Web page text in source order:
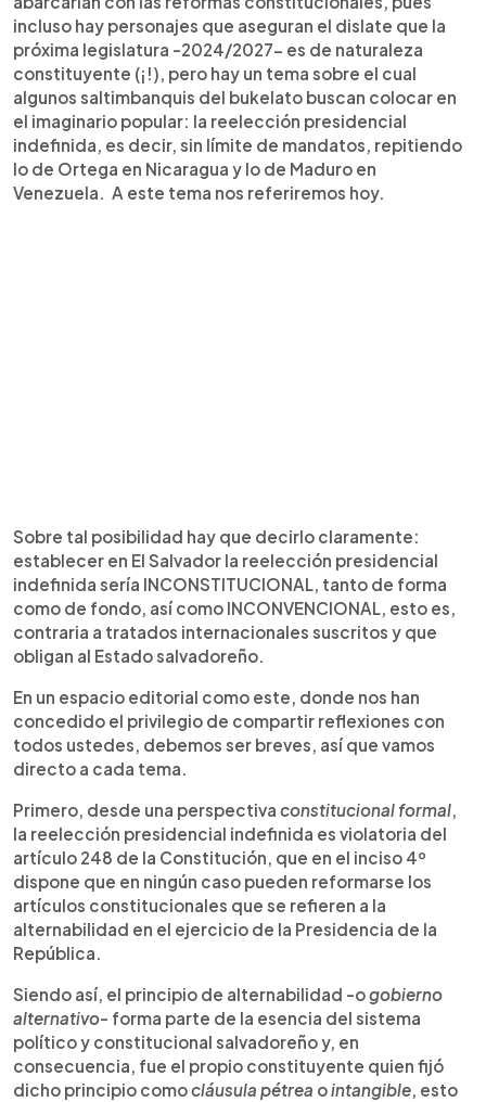
incluso hay personajes que aseguran el dislate que la
próxima legislatura -2024/2027- es de naturaleza
constituyente (¡!), pero hay un tema sobre el cual
algunos saltimbanquis del bukelato buscan colocar en
el imaginario popular: la reelección presidencial
indefinida, es decir, sin límite de mandatos, repitiendo
lo de Ortega en Nicaragua y lo de Maduro en
Venezuela. A este tema nos referiremos hoy.
Sobre tal posibilidad hay que decirlo claramente:
establecer en El Salvador la reelección presidencial
indefinida sería INCONSTITUCIONAL, tanto de forma
como de fondo, así como INCONVENCIONAL, esto es,
contraria a tratados internacionales suscritos y que
obligan al Estado salvadoreño.
En un espacio editorial como este, donde nos han
concedido el privilegio de compartir reflexiones con
todos ustedes, debemos ser breves, así que vamos
directo a cada tema.
Primero, desde una perspectiva constitucional formal,
la reelección presidencial indefinida es violatoria del
artículo 248 de la Constitución, que en el inciso 4º
dispone que en ningún caso pueden reformarse los
artículos constitucionales que se refieren a la
alternabilidad en el ejercicio de la Presidencia de la
República.
Siendo así, el principio de alternabilidad -ogobierno
alternativo- forma parte de la esencia del sistema
político y constitucional salvadoreño y, en
consecuencia, fue el propio constituyente quien fijó
dicho principio comocláusula pétrea ointangible, esto